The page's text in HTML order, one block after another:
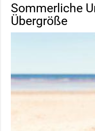
Sommerliche
Übergröße